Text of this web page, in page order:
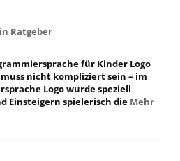
Ratgeber
für Kinder Logo
nicht kompliziert sein – im
Logo wurde speziell
Einsteigern spielerisch die Mehr